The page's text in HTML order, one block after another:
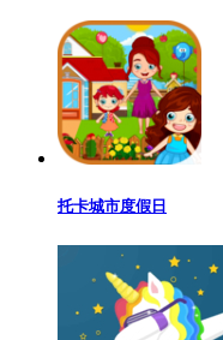
托卡城市度假日